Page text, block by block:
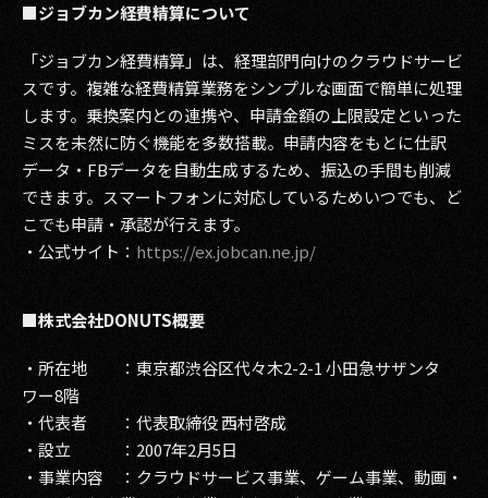
■ジョブカン経費精算について
「ジョブカン経費精算」は、経理部門向けのクラウドサービ
スです。複雑な経費精算業務をシンプルな画面で簡単に処理
します。乗換案内との連携や、申請金額の上限設定といった
ミスを未然に防ぐ機能を多数搭載。申請内容をもとに仕訳
データ・FBデータを自動生成するため、振込の手間も削減
できます。スマートフォンに対応しているためいつでも、ど
こでも申請・承認が行えます。
・公式サイト： https://ex.jobcan.ne.jp/
■株式会社DONUTS概要
・所在地 ：東京都渋谷区代々木2-2-1 小田急サザンタ
ワー8階
・代表者 ：代表取締役 西村啓成
・設立 ：2007年2月5日
・事業内容 ：クラウドサービス事業、ゲーム事業、動画・